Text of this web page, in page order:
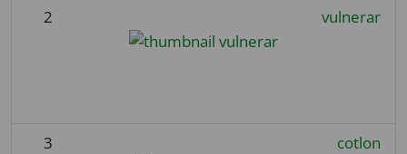
2 vulnerar
3 cotlon